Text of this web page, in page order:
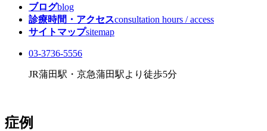
ブログblog
診療時間・アクセスconsultation hours / access
サイトマップsitemap
03-3736-5556
JR蒲田駅・京急蒲田駅より徒歩5分
症例